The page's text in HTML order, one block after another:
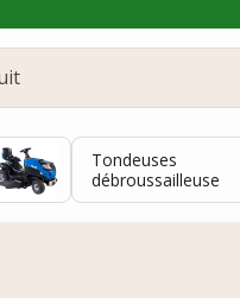
Tondeuses
débroussailleuse